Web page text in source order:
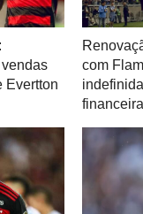
Evertton
com
financeira